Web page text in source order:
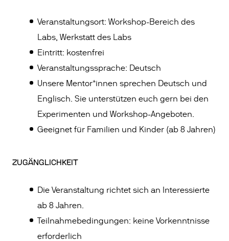
Veranstaltungsort: Workshop-Bereich des
Labs, Werkstatt des Labs
Eintritt: kostenfrei
Veranstaltungssprache: Deutsch
Unsere Mentor*innen sprechen Deutsch und
Englisch. Sie unterstützen euch gern bei den
Experimenten und Workshop-Angeboten.
Geeignet für Familien und Kinder (ab 8 Jahren)
ZUGÄNGLICHKEIT
Die Veranstaltung richtet sich an Interessierte
ab 8 Jahren.
Teilnahmebedingungen: keine Vorkenntnisse
erforderlich